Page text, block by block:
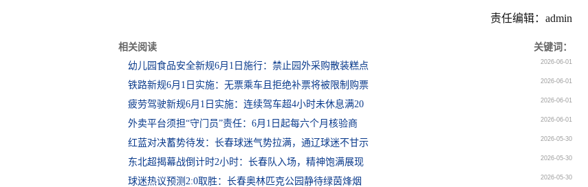
责任编辑：admin
相关阅读
关键词：
幼儿园食品安全新规6月1日施行：禁止园外采购散装糕点
2026-06-01
铁路新规6月1日实施：无票乘车且拒绝补票将被限制购票 2026-06-01
疲劳驾驶新规6月1日实施：连续驾车超4小时未休息满20 2026-06-01
外卖平台须担“守门员”责任：6月1日起每六个月核验商 2026-06-01
红蓝对决蓄势待发：长春球迷气势拉满，通辽球迷不甘示 2026-05-30
东北超揭幕战倒计时2小时：长春队入场，精神饱满展现 2026-05-30
球迷热议预测2:0取胜：长春奥林匹克公园静待绿茵烽烟 2026-05-30